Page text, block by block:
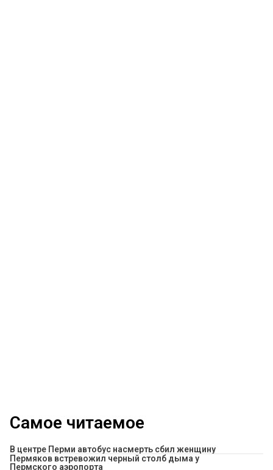
Самое читаемое
В центре Перми автобус насмерть сбил женщину
Пермяков встревожил черный столб дыма у
Пермского аэропорта